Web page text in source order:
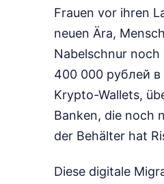
Frauen vor ihren
neuen Ära,
Nabelschnur noch
400 000 рублей
Krypto-Wallets,
Banken, die noch
der Behälter hat
Diese digitale